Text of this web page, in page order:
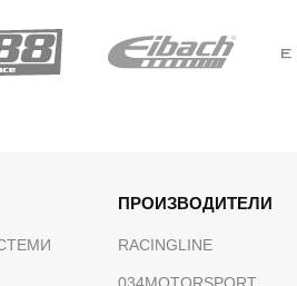
ПРОИЗВОДИТЕЛИ
RACINGLINE